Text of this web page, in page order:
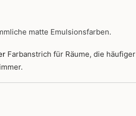
matte Emulsionsfarben.
Farbanstrich für Räume, die häufiger